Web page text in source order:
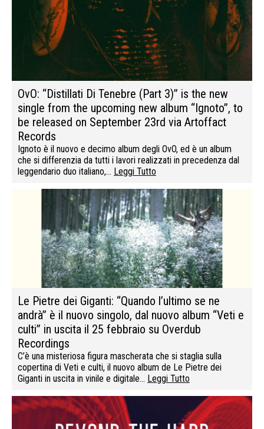
OvO: “Distillati Di Tenebre (Part 3)” is the new
single from the upcoming new album “Ignoto”, to
be released on September 23rd via Artoffact
Records
Ignoto è il nuovo e decimo album degli OvO, ed è un album
che si differenzia da tutti i lavori realizzati in precedenza dal
leggendario duo italiano,… Leggi Tutto
Le Pietre dei Giganti: “Quando l’ultimo se ne
andrà” è il nuovo singolo, dal nuovo album “Veti e
culti” in uscita il 25 febbraio su Overdub
Recordings
C’è una misteriosa figura mascherata che si staglia sulla
copertina di Veti e culti, il nuovo album de Le Pietre dei
Giganti in uscita in vinile e digitale… Leggi Tutto